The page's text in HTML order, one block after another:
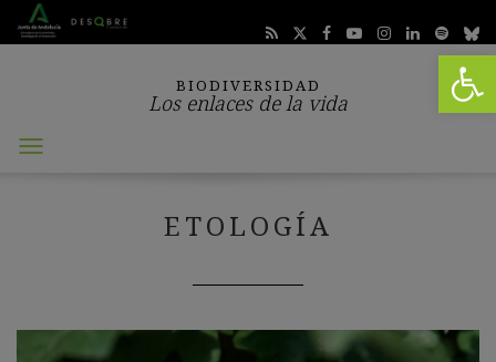
Abrir
BIODIVERSIDAD
Los enlaces de la vida
Abrir
ETOLOGÍA